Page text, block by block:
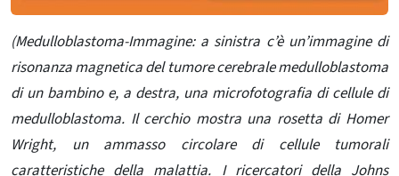
(Medulloblastoma-Immagine: a sinistra c’è un’immagine di
risonanza magnetica del tumore cerebrale medulloblastoma
di un bambino e, a destra, una microfotografia di cellule di
medulloblastoma. Il cerchio mostra una rosetta di Homer
Wright, un ammasso circolare di cellule tumorali
caratteristiche della malattia. I ricercatori della Johns